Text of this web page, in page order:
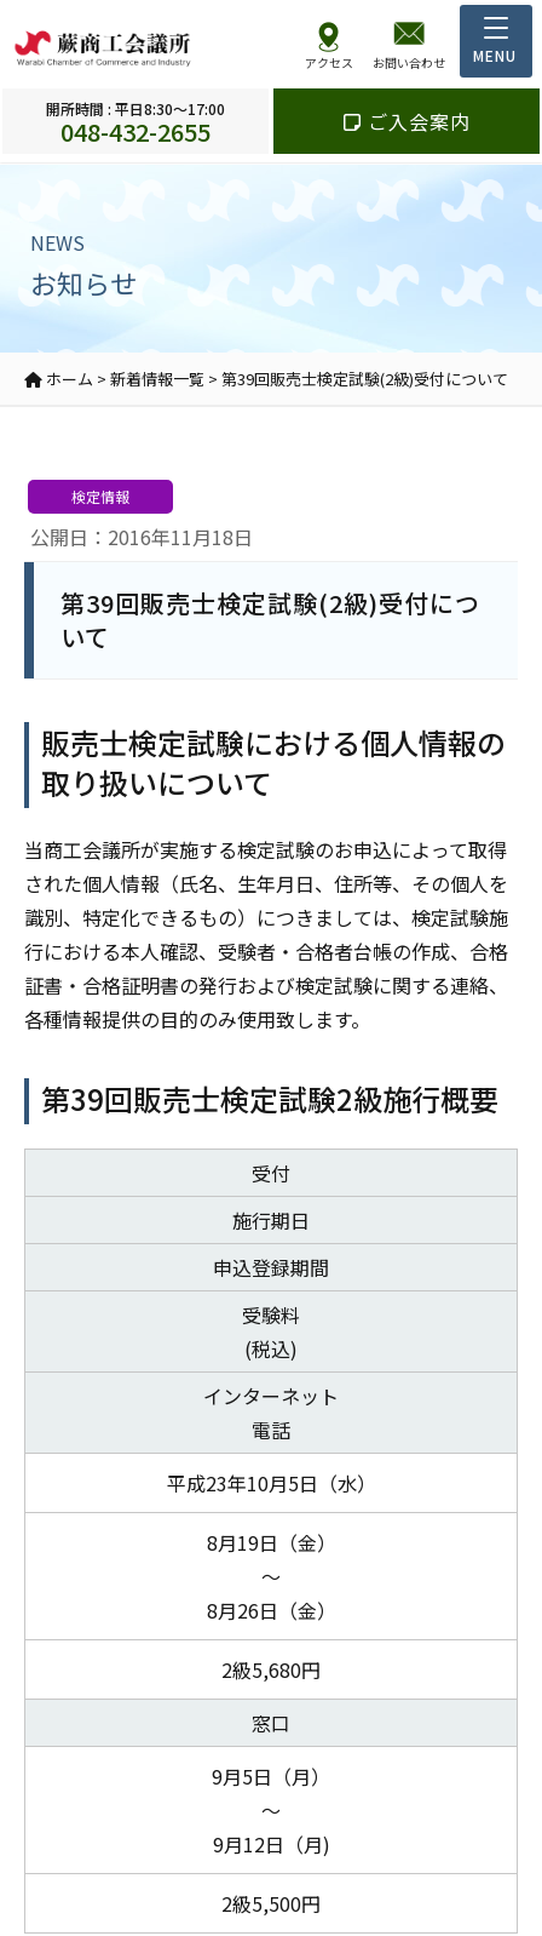
アクセス お問い合わせ
開所時間 : 平日8:30～17:00
048-432-2655 ご入会案内
NEWS
お知らせ
ホーム > 新着情報一覧 > 第39回販売士検定試験(2級)受付について
公開日：2016年11月18日
検定情報
第39回販売士検定試験(2級)受付につ
いて
販売士検定試験における個人情報の
取り扱いについて
当商工会議所が実施する検定試験のお申込によって取得
された個人情報（氏名、生年月日、住所等、その個人を
識別、特定化できるもの）につきましては、検定試験施
行における本人確認、受験者・合格者台帳の作成、合格
証書・合格証明書の発行および検定試験に関する連絡、
各種情報提供の目的のみ使用致します。
第39回販売士検定試験2級施行概要
受付
施行期日
申込登録期間
受験料
(税込)
インターネット
電話
平成23年10月5日（水）
8月19日（金）
～
8月26日（金）
2級5,680円
窓口
9月5日（月）
～
9月12日（月)
2級5,500円